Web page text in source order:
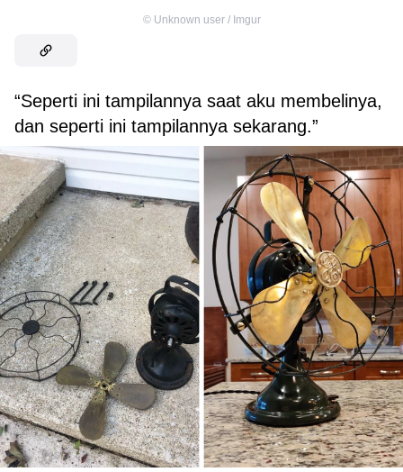
© Unknown user / Imgur
“Seperti ini tampilannya saat aku membelinya,
dan seperti ini tampilannya sekarang.”